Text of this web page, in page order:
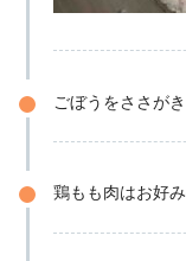
ごぼうをささが
鶏もも肉はお好